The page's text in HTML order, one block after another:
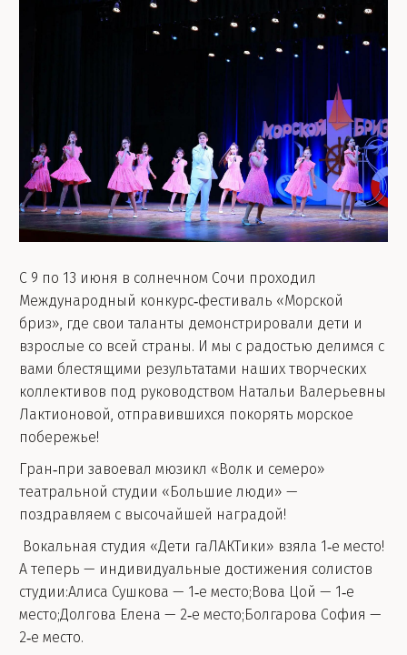
С 9 по 13 июня в солнечном Сочи проходил
Международный конкурс‑фестиваль «Морской
бриз», где свои таланты демонстрировали дети и
взрослые со всей страны. И мы с радостью делимся с
вами блестящими результатами наших творческих
коллективов под руководством Натальи Валерьевны
Лактионовой, отправившихся покорять морское
побережье!
Гран‑при завоевал мюзикл «Волк и семеро»
театральной студии «Большие люди» —
поздравляем с высочайшей наградой!
Вокальная студия «Дети гаЛАКТики» взяла 1‑е место!
А теперь — индивидуальные достижения солистов
студии:Алиса Сушкова — 1‑е место;Вова Цой — 1‑е
место;Долгова Елена — 2‑е место;Болгарова София —
2‑е место.